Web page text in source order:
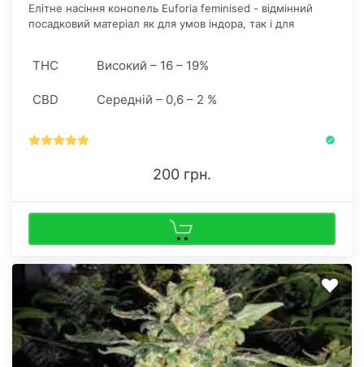
Елітне насіння конопель Euforia feminised - відмінний
посадковий матеріал як для умов індора, так і для
THC Високий – 16 – 19%
CBD Середній – 0,6 – 2 %
200 грн.